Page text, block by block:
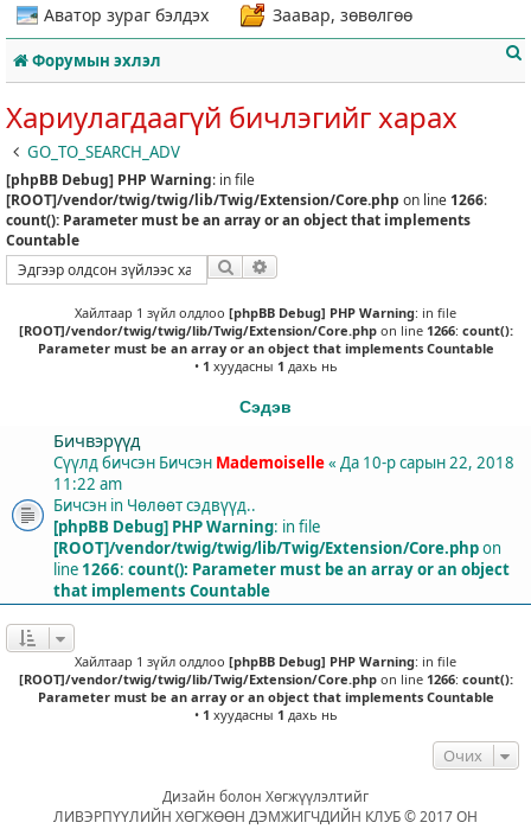
Аватор зураг бэлдэх
Заавар, зөвөлгөө
Форумын эхлэл
Хариулагдаагүй бичлэгийг харах
GO_TO_SEARCH_ADV
[phpBB Debug] PHP Warning: in file
[ROOT]/vendor/twig/twig/lib/Twig/Extension/Core.php on line 1266:
count(): Parameter must be an array or an object that implements
Countable
Хайлт
Хайлтаар 1 зүйл олдлоо [phpBB Debug] PHP Warning: in file
[ROOT]/vendor/twig/twig/lib/Twig/Extension/Core.phpon line 1266: count():
Parameter must be an array or an object that implements Countable
• 1 хуудасны 1 дахь нь
Сэдэв
Бичвэрүүд
Сүүлд бичсэн Бичсэн Mademoiselle« Да 10-р сарын 22, 2018
11:22 am
Бичсэн in Чөлөөт сэдвүүд..
[phpBB Debug] PHP Warning: in file
[ROOT]/vendor/twig/twig/lib/Twig/Extension/Core.phpon
line 1266: count(): Parameter must be an array or an object
that implements Countable
Хайлтаар 1 зүйл олдлоо [phpBB Debug] PHP Warning: in file
[ROOT]/vendor/twig/twig/lib/Twig/Extension/Core.phpon line 1266: count():
Parameter must be an array or an object that implements Countable
• 1 хуудасны 1 дахь нь
Очих
Дизайн болон Хөгжүүлэлтийг
ЛИВЭРПҮҮЛИЙН ХӨГЖӨӨН ДЭМЖИГЧДИЙН КЛУБ © 2017 ОН